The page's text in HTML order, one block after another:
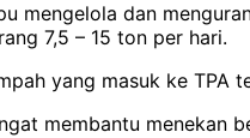
mengelola dan
7,5 – 15 ton per hari.
yang masuk ke TPA
membantu menekan